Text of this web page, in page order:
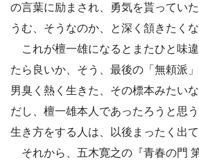
の言葉に励まされ、勇気を貰ってい
うむ、そうなのか、と深く頷きたくな
これが檀一雄になるとまたひと味
たら良いか、そう、最後の「無頼派
男臭く熱く生きた、その標本みたい
だし、檀一雄本人であったろうと思
生き方をする人は、以後まったく出て
それから、五木寛之の『青春の門